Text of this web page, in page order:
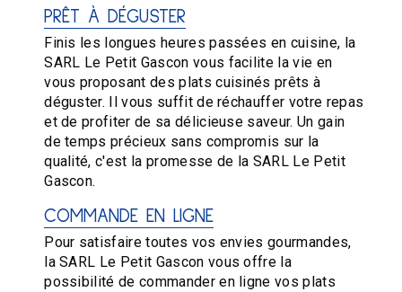
PRÊT À DÉGUSTER
Finis les longues heures passées en cuisine, la
SARL Le Petit Gascon vous facilite la vie en
vous proposant des plats cuisinés prêts à
déguster. Il vous suffit de réchauffer votre repas
et de profiter de sa délicieuse saveur. Un gain
de temps précieux sans compromis sur la
qualité, c'est la promesse de la SARL Le Petit
Gascon.
COMMANDE EN LIGNE
Pour satisfaire toutes vos envies gourmandes,
la SARL Le Petit Gascon vous offre la
possibilité de commander en ligne vos plats